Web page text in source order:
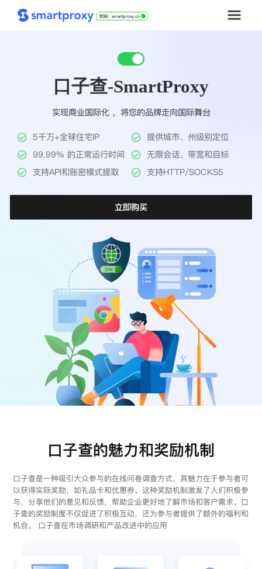
工具
帮助中心
口子查-SmartProxy
实现商业国际化 ，将您的品牌走向国际舞台
5千万+全球住宅IP
提供城市、州级别定位
99.99% 的正常运行时间
无限会话、带宽和目标
支持API和账密模式提取
支持HTTP/SOCKS5
立即购买
口子查的魅力和奖励机制
口子查是一种吸引大众参与的在线问卷调查方式，其魅力在于参与者可
以获得实际奖励，如礼品卡和优惠券。这种奖励机制激发了人们积极参
与，分享他们的意见和反馈，帮助企业更好地了解市场和客户需求。口
子查的奖励制度不仅促进了积极互动，还为参与者提供了额外的福利和
机会。 口子查在市场调研和产品改进中的应用